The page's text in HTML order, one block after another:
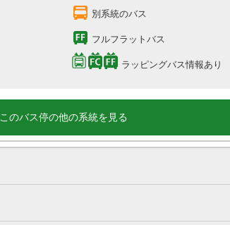
別系統のバス
フルフラットバス
ラッピングバス情報あり
このバス停の他の系統を見る